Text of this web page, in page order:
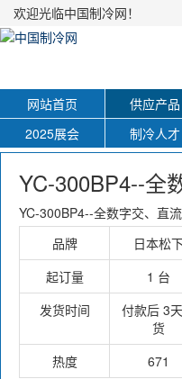
欢迎光临中国制冷网！
网站首页
供应产品
2025展会
制冷人才
YC-300BP4--全
YC-300BP4--全数字交、直
品牌
日本松
起订量
1 台
发货时间
付款后 3
货
热度 671